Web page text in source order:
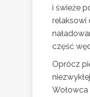
i świeże
relaksowi
część
Oprócz
Wołowca